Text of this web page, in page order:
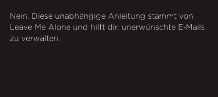
Nein. Diese unabhängige Anleitung stammt von
Leave Me Alone und hilft dir, unerwünschte E‑Mails
zu verwalten.